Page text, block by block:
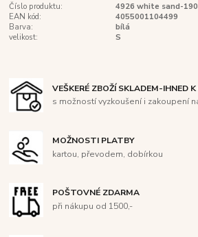
Číslo produktu:
4926 white sand-
EAN kód:
4055001104499
Barva:
bílá
velikost:
S
VEŠKERÉ ZBOŽÍ SKLADEM-IHNED
s možností vyzkoušení i zakoupení
MOŽNOSTI PLATBY
kartou, převodem, dobírkou
POŠTOVNÉ ZDARMA
při nákupu od 1500,-